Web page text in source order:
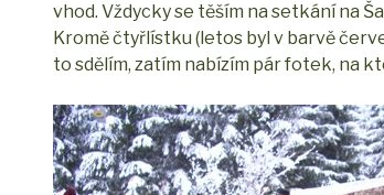
vhod. Vždycky se těším na setkání na
Kromě čtyřlístku (letos byl v barvě
to sdělím, zatím nabízím pár fotek, na